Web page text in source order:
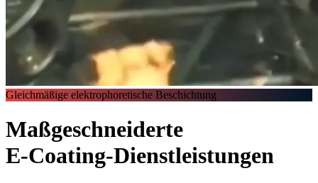
Gleichmäßige elektrophoretische Beschichtung
Maßgeschneiderte
E-Coating-Dienstleistungen